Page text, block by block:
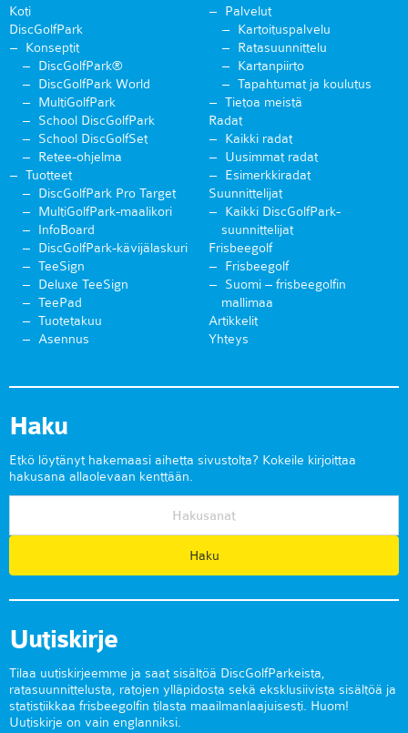
Koti
DiscGolfPark
Konseptit
DiscGolfPark®
DiscGolfPark World
MultiGolfPark
School DiscGolfPark
School DiscGolfSet
Retee-ohjelma
Tuotteet
DiscGolfPark Pro Target
MultiGolfPark-maalikori
InfoBoard
DiscGolfPark-kävijälaskuri
TeeSign
Deluxe TeeSign
TeePad
Tuotetakuu
Asennus
Palvelut
Kartoituspalvelu
Ratasuunnittelu
Kartanpiirto
Tapahtumat ja koulutus
Tietoa meistä
Radat
Kaikki radat
Uusimmat radat
Esimerkkiradat
Suunnittelijat
Kaikki DiscGolfPark-
suunnittelijat
Frisbeegolf
Frisbeegolf
Suomi – frisbeegolfin
mallimaa
Artikkelit
Yhteys
Haku
Etkö löytänyt hakemaasi aihetta sivustolta? Kokeile kirjoittaa
hakusana allaolevaan kenttään.
Uutiskirje
Tilaa uutiskirjeemme ja saat sisältöä DiscGolfParkeista,
ratasuunnittelusta, ratojen ylläpidosta sekä eksklusiivista sisältöä ja
statistiikkaa frisbeegolfin tilasta maailmanlaajuisesti. Huom!
Uutiskirje on vain englanniksi.